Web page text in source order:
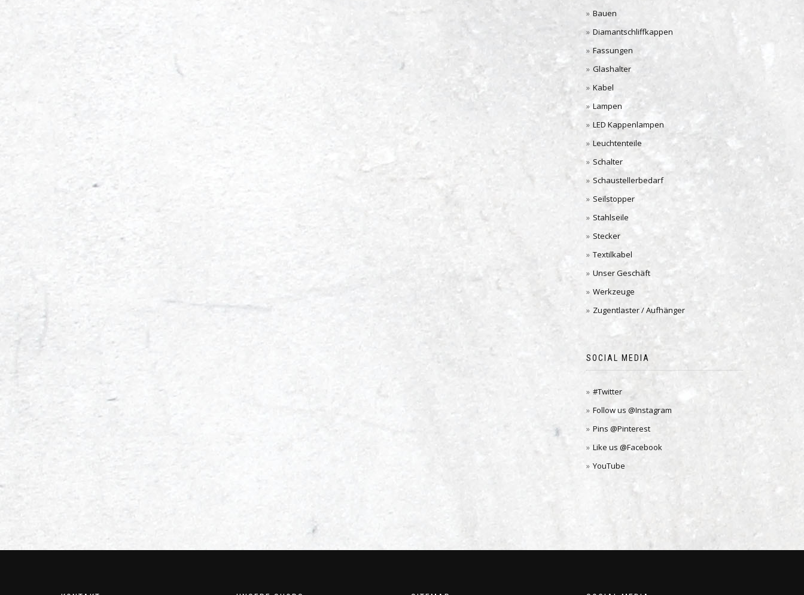
Bauen
Diamantschliffkappen
Fassungen
Glashalter
Kabel
Lampen
LED Kappenlampen
Leuchtenteile
Schalter
Schaustellerbedarf
Seilstopper
Stahlseile
Stecker
Textilkabel
Unser Geschäft
Werkzeuge
Zugentlaster / Aufhänger
SOCIAL MEDIA
#Twitter
Follow us @Instagram
Pins @Pinterest
Like us @Facebook
YouTube